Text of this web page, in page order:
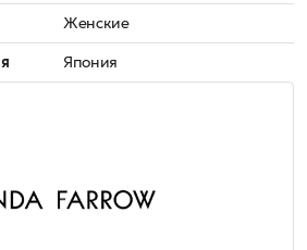
Женские
Япония